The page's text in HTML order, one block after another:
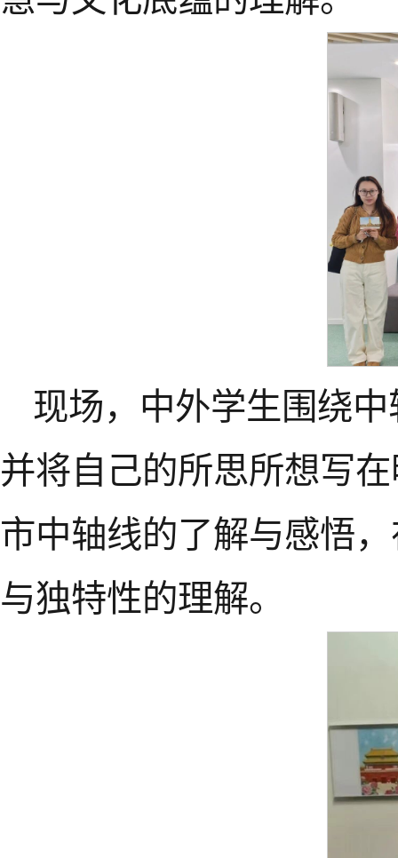
现场，中外学生围绕
并将自己的所思所想写
市中轴线的了解与感悟
与独特性的理解。